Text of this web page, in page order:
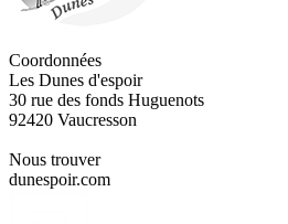
Coordonnées
Les Dunes d'espoir
30 rue des fonds Huguenots
92420 Vaucresson
Nous trouver
dunespoir.com